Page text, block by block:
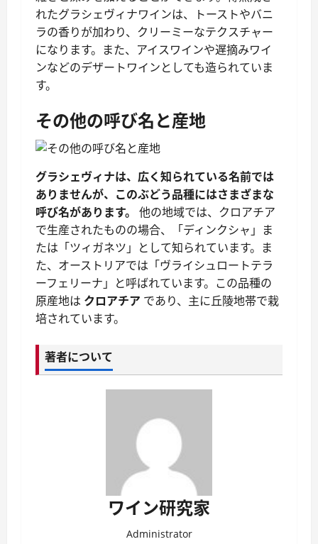
れたグラシェヴィナワインは、トーストやバニ
ラの香りが加わり、クリーミーなテクスチャー
になります。また、アイスワインや遅摘みワイ
ンなどのデザートワインとしても造られていま
す。
その他の呼び名と産地
グラシェヴィナは、広く知られている名前では
ありませんが、このぶどう品種にはさまざまな
呼び名があります。
他の地域では、クロアチア
で生産されたものの場合、「ディンクシャ」ま
たは「ツィガネツ」として知られています。ま
た、オーストリアでは「ヴライシュロートテラ
ーフェリーナ」と呼ばれています。この品種の
原産地は クロアチア であり、主に丘陵地帯で栽
培されています。
著者について
ワイン研究家
Administrator